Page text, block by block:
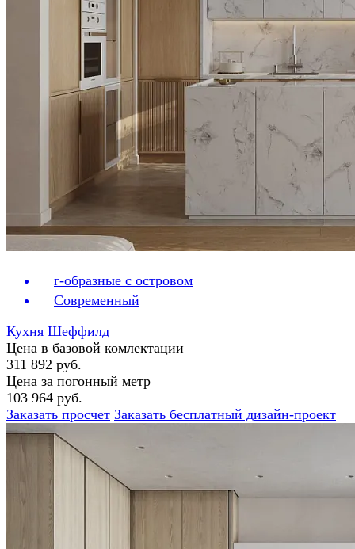
г-образные с островом
Современный
Кухня Шеффилд
Цена в базовой комлектации
311 892 руб.
Цена за погонный метр
103 964 руб.
Заказать просчет Заказать бесплатный дизайн-проект